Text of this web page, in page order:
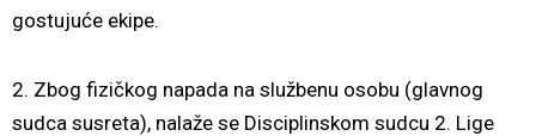
gostujuće ekipe.
2. Zbog fizičkog napada na službenu osobu (glavnog
sudca susreta), nalaže se Disciplinskom sudcu 2. Lige